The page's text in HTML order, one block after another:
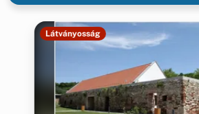
Látványosság